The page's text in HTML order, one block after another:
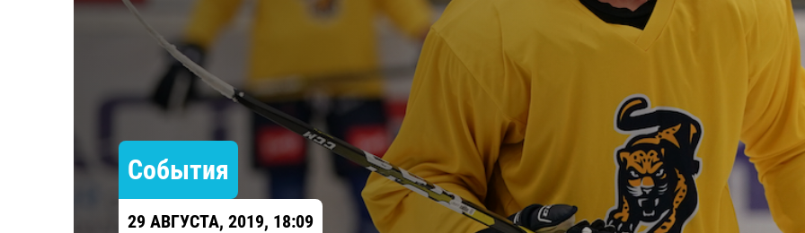
Локомотив
Шанхайские Драконы
Салават Юлаев
События
29 АВГУСТА, 2019, 18:09